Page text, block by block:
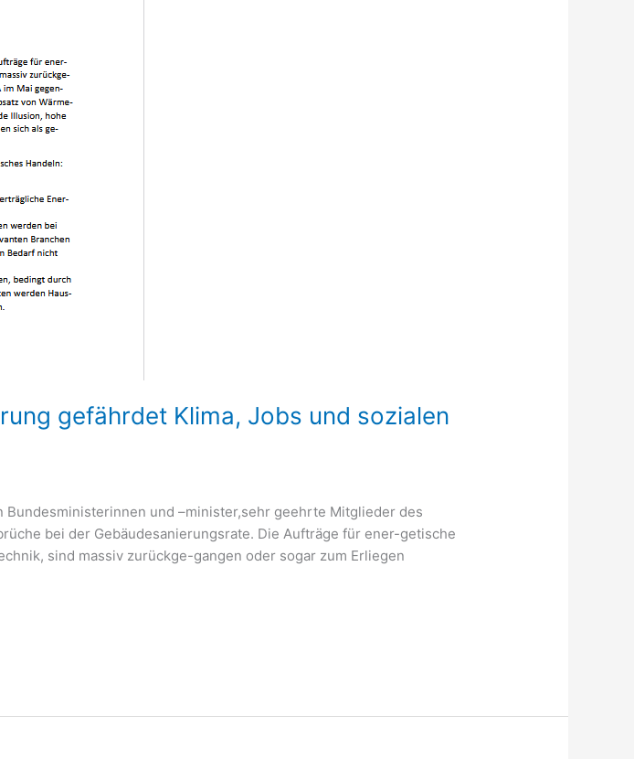
gefährdet Klima, Jobs und sozialen
und –minister,sehr geehrte Mitglieder des
bei der Gebäudesanierungsrate. Die Aufträge für ener-getische
sind massiv zurückge-gangen oder sogar zum Erliegen